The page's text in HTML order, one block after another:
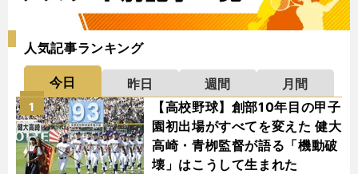
人気記事ランキング
今日 昨日 週間
月間
【高校野球】創部10年目の甲子
園初出場がすべてを変えた 健大
高崎・青栁監督が語る「機動破
壊」はこうして生まれた
1